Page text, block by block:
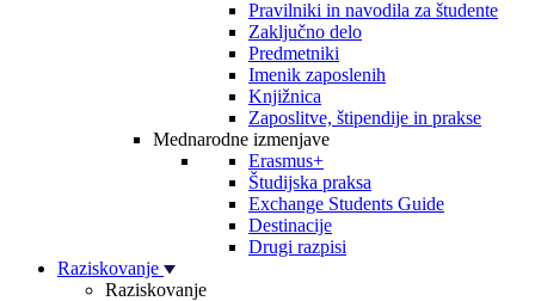
Pravilniki in navodila za študente
Zaključno delo
Predmetniki
Imenik zaposlenih
Knjižnica
Zaposlitve, štipendije in prakse
Mednarodne izmenjave
Erasmus+
Študijska praksa
Exchange Students Guide
Destinacije
Drugi razpisi
Raziskovanje
Raziskovanje